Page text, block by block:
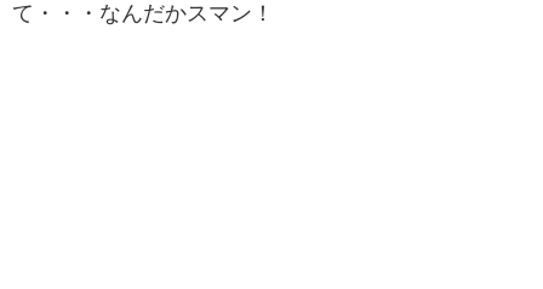
て・・・なんだかスマン！